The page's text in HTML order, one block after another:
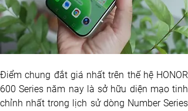
Điểm chung đắt giá nhất trên thế hệ HONOR
600 Series năm nay là sở hữu diện mạo tinh
chỉnh nhất trong lịch sử dòng Number Series